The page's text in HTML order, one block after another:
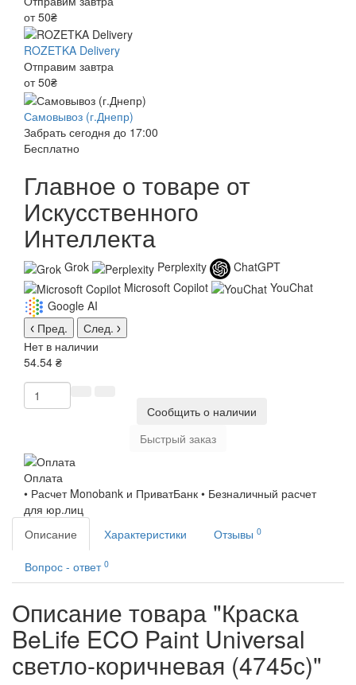
от 50₴
ROZETKA Delivery
Отправим завтра
от 50₴
Самовывоз (г.Днепр)
Забрать сегодня до 17:00
Бесплатно
Главное о товаре от
Искусственного
Интеллекта
Grok Perplexity
ChatGPT
Microsoft Copilot
YouChat
Google AI
Пред.
След.
Нет в наличии
54.54 ₴
Сообщить о наличии
Быстрый заказ
Оплата
• Расчет Monobank и ПриватБанк • Безналичный расчет
для юр.лиц
Описание
Характеристики Отзывы 0
Вопрос - ответ 0
Описание товара "Краска
BeLife ECO Paint Universal
светло-коричневая (4745с)"